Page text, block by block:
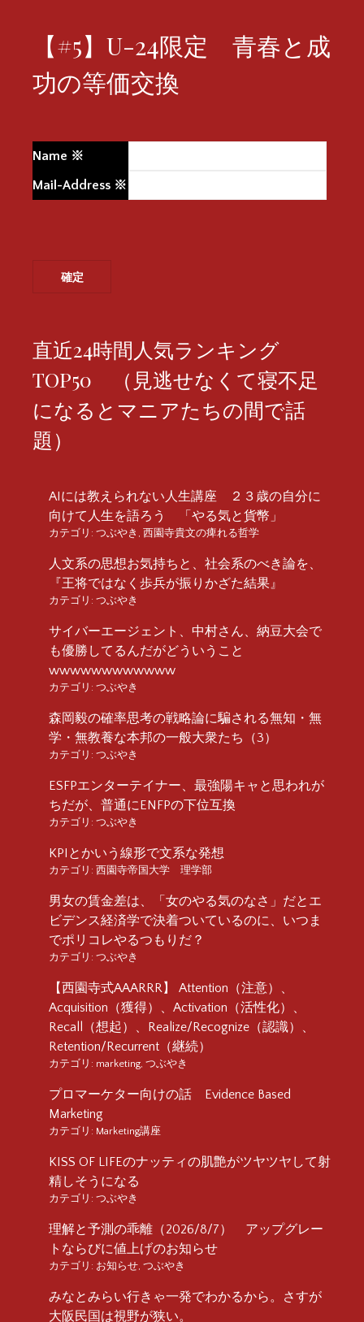
【#5】U-24限定 青春と成
功の等価交換
Name ※
Mail-Address ※
直近24時間人気ランキング
TOP50 （見逃せなくて寝不足
になるとマニアたちの間で話
題）
AIには教えられない人生講座 ２３歳の自分に
向けて人生を語ろう 「やる気と貨幣」
カテゴリ: つぶやき , 西園寺貴文の痺れる哲学
人文系の思想お気持ちと、社会系のべき論を、
『王将ではなく歩兵が振りかざた結果』
カテゴリ: つぶやき
サイバーエージェント、中村さん、納豆大会で
も優勝してるんだがどういうこと
wwwwwwwwwwww
カテゴリ: つぶやき
森岡毅の確率思考の戦略論に騙される無知・無
学・無教養な本邦の一般大衆たち（3）
カテゴリ: つぶやき
ESFPエンターテイナー、最強陽キャと思われが
ちだが、普通にENFPの下位互換
カテゴリ: つぶやき
KPIとかいう線形で文系な発想
カテゴリ: 西園寺帝国大学 理学部
男女の賃金差は、「女のやる気のなさ」だとエ
ビデンス経済学で決着ついているのに、いつま
でポリコレやるつもりだ？
カテゴリ: つぶやき
【西園寺式AAARRR】 Attention（注意）、
Acquisition（獲得）、Activation（活性化）、
Recall（想起）、Realize/Recognize（認識）、
Retention/Recurrent（継続）
カテゴリ: marketing, つぶやき
プロマーケター向けの話 Evidence Based
Marketing
カテゴリ: Marketing講座
KISS OF LIFEのナッティの肌艶がツヤツヤして射
精しそうになる
カテゴリ: つぶやき
理解と予測の乖離（2026/8/7） アップグレー
トならびに値上げのお知らせ
カテゴリ: お知らせ, つぶやき
みなとみらい行きゃ一発でわかるから。さすが
大阪民国は視野が狭い。